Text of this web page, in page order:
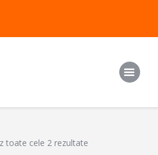
toate cele 2 rezultate